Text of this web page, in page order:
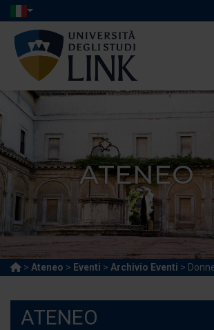
ATENEO
> Ateneo > Eventi > Archivio Eventi >
ATENEO